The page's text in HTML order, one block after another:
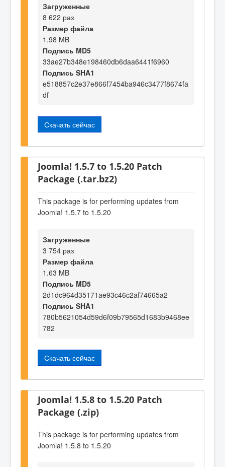
Загруженные
8 622 раз
Размер файла
1.98 MB
Подпись MD5
33ae27b348e198460db6daa6441f6960
Подпись SHA1
e518857c2e37e866f7454ba946c3477f8674fa
df
Скачать сейчас
Joomla! 1.5.7 to 1.5.20 Patch
Package (.tar.bz2)
This package is for performing updates from
Joomla! 1.5.7 to 1.5.20
Загруженные
3 754 раз
Размер файла
1.63 MB
Подпись MD5
2d1dc964d35171ae93c46c2af74665a2
Подпись SHA1
780b5621054d59d6f09b79565d1683b9468ee
782
Скачать сейчас
Joomla! 1.5.8 to 1.5.20 Patch
Package (.zip)
This package is for performing updates from
Joomla! 1.5.8 to 1.5.20